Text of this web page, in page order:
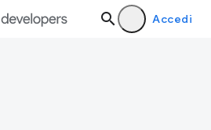
Accedi